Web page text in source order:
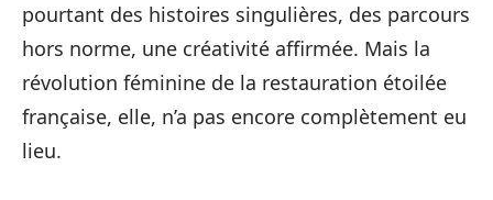
pourtant des histoires singulières, des parcours
hors norme, une créativité affirmée. Mais la
révolution féminine de la restauration étoilée
française, elle, n’a pas encore complètement eu
lieu.